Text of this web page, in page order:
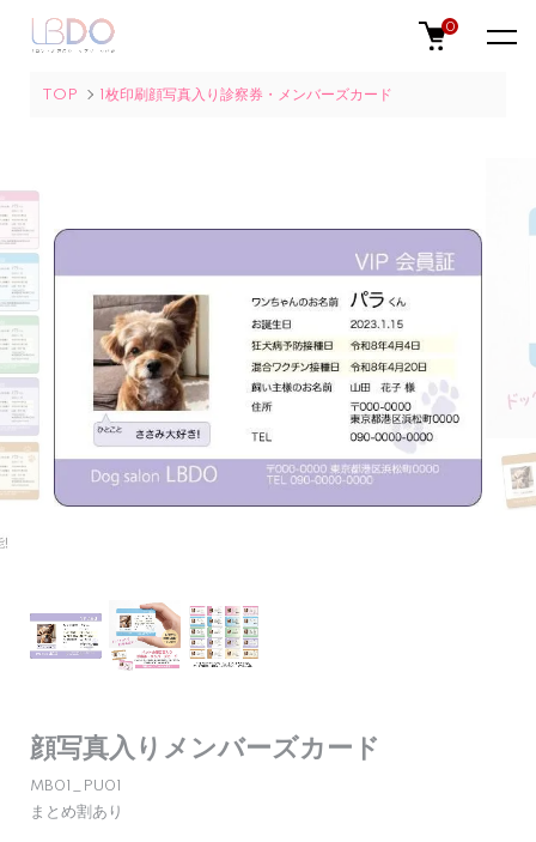
0
TOP 1枚印刷顔写真入り診察券・メンバーズカード
顔写真入りメンバーズカード
MB01_PU01
まとめ割あり